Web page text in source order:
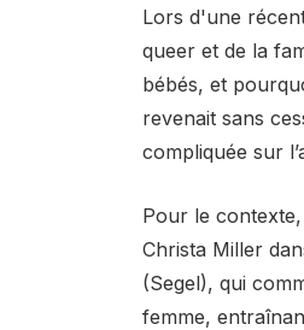
Lors d'une
queer et de la
bébés, et
revenait sans
compliquée sur
Pour le
Christa Miller
(Segel), qui
femme,